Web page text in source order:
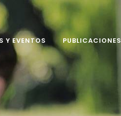
Y EVENTOS PUBLICACIONES